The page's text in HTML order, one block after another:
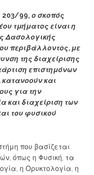
203/99, ο σκοπός
τμήματος είναι η
Δασολογικής
περιβάλλοντος, με
της διαχείρισης
επιστημόνων
κατανοούν και
για την
και διαχείριση των
του φυσικού
που βασίζεται
όπως η Φυσική, τα
η Ορυκτολογία, η